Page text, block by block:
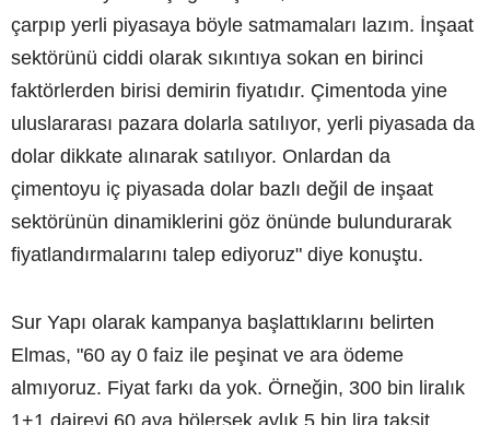
çarpıp yerli piyasaya böyle satmamaları lazım. İnşaat
sektörünü ciddi olarak sıkıntıya sokan en birinci
faktörlerden birisi demirin fiyatıdır. Çimentoda yine
uluslararası pazara dolarla satılıyor, yerli piyasada da
dolar dikkate alınarak satılıyor. Onlardan da
çimentoyu iç piyasada dolar bazlı değil de inşaat
sektörünün dinamiklerini göz önünde bulundurarak
fiyatlandırmalarını talep ediyoruz" diye konuştu.
Sur Yapı olarak kampanya başlattıklarını belirten
Elmas, "60 ay 0 faiz ile peşinat ve ara ödeme
almıyoruz. Fiyat farkı da yok. Örneğin, 300 bin liralık
1+1 daireyi 60 aya bölersek aylık 5 bin lira taksit